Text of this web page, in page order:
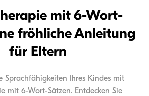
mit 6-Wort-
fröhliche Anleitung
für Eltern
Sprachfähigkeiten Ihres Kindes mit
mit 6-Wort-Sätzen. Entdecken Sie